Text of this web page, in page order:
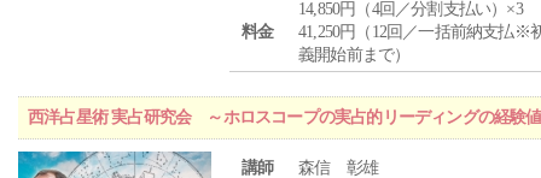
料金
14,850円（4回／分割支払い）×3
41,250円（12回／一括前納支払※
義開始前まで）
西洋占星術 実占研究会 ～ホロスコープの実占的リーディングの経験
講師
森信 彰雄